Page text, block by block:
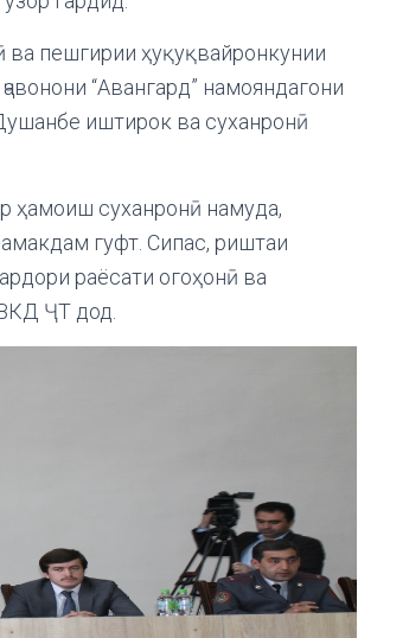
ва пешгирии ҳуқуқвайронкунии
“Авангард” намояндагони
иштирок ва суханронӣ
ҳамоиш суханронӣ намуда,
гуфт. Сипас, риштаи
раёсати огоҳонӣ ва
ҶТ дод.